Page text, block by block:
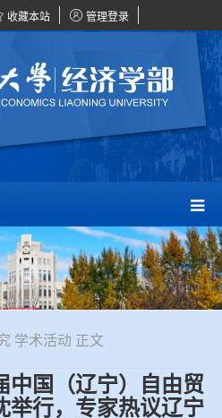
收藏本站 管理登录
学术活动 正文
中国（辽宁）自由贸
举行，专家热议辽宁